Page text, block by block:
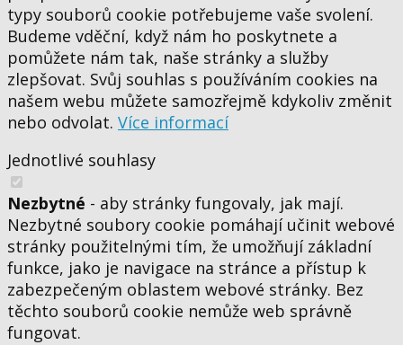
typy souborů cookie potřebujeme vaše svolení.
Budeme vděční, když nám ho poskytnete a
pomůžete nám tak, naše stránky a služby
zlepšovat. Svůj souhlas s používáním cookies na
našem webu můžete samozřejmě kdykoliv změnit
nebo odvolat. Více informací
Jednotlivé souhlasy
Nezbytné - aby stránky fungovaly, jak mají.
Nezbytné soubory cookie pomáhají učinit webové
stránky použitelnými tím, že umožňují základní
funkce, jako je navigace na stránce a přístup k
zabezpečeným oblastem webové stránky. Bez
těchto souborů cookie nemůže web správně
fungovat.